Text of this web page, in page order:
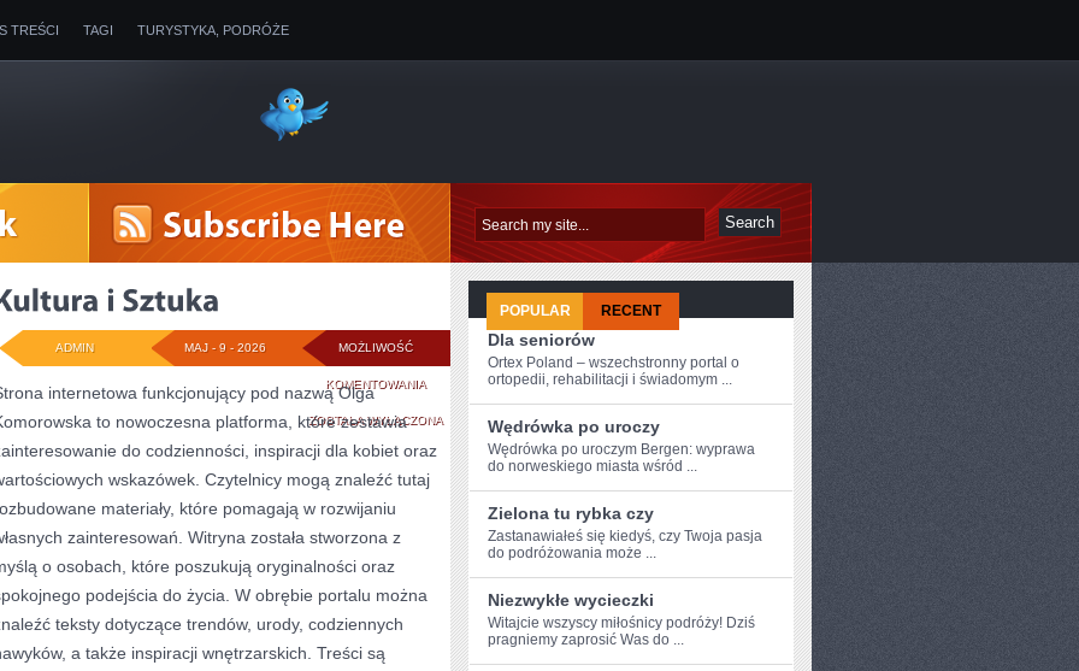
TREŚCI TAGI TURYSTYKA, PODRÓŻE
MOŻLIWOŚĆ
KOMENTOWANIAKULTURA
I
SZTUKA
ZOSTAŁA WYŁĄCZONA
MAJ - 9 - 2026
ADMIN
internetowa funkcjonujący pod nazwą Olga
to nowoczesna platforma, które zestawia
do codzienności, inspiracji dla kobiet oraz
wskazówek. Czytelnicy mogą znaleźć tutaj
materiały, które pomagają w rozwijaniu
zainteresowań. Witryna została stworzona z
o osobach, które poszukują oryginalności oraz
podejścia do życia. W obrębie portalu można
teksty dotyczące trendów, urody, codziennych
a także inspiracji wnętrzarskich. Treści są
POPULAR RECENT
Dla seniorów
Ortex Poland – wszechstronny portal o
ortopedii, rehabilitacji i świadomym ...
Wędrówka po uroczy
Wędrówka⁤ po ‍uroczym Bergen: ⁣wyprawa
do⁢ norweskiego miasta wśród ...
Zielona tu rybka czy
Zastanawiałeś się kiedyś, czy Twoja⁢ pasja⁤
do podróżowania ‌może ...
Niezwykłe wycieczki
Witajcie wszyscy miłośnicy podróży! Dziś​
pragniemy zaprosić Was do ...